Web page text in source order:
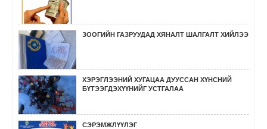
ЗООГИЙН ГАЗРУУДАД ХЯНАЛТ ШАЛГАЛТ ХИЙЛЭЭ
ХЭРЭГЛЭЭНИЙ ХУГАЦАА ДУУССАН ХҮНСНИЙ
БҮТЭЭГДЭХҮҮНИЙГ УСТГАЛАА
СЭРЭМЖЛҮҮЛЭГ